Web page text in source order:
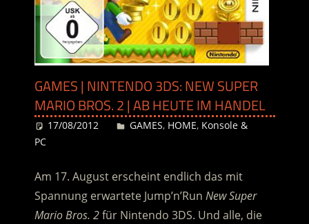
GAMES | NINTENDO 3DS: NEW SUPER
MARIO BROS. 2 | AB HEUTE IM HANDEL
17/08/2012 Desiree
GAMES, HOME, Konsole &
PC
Am 17. August erscheint endlich das mit
Spannung erwartete Jump’n’Run New Super
Mario Bros. 2für Nintendo 3DS. Und alle, die